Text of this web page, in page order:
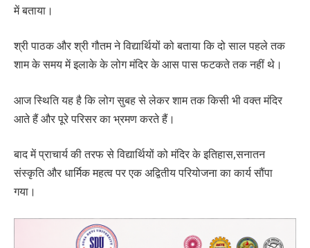
में बताया।
श्री पाठक और श्री गौतम ने विद्यार्थियों को बताया कि दो साल पहले तक
शाम के समय में इलाके के लोग मंदिर के आस पास फटकते तक नहीं थे।
आज स्थिति यह है कि लोग सुबह से लेकर शाम तक किसी भी वक्त मंदिर
आते हैं और पूरे परिसर का भ्रमण करते हैं।
बाद में प्राचार्य की तरफ से विद्यार्थियों को मंदिर के इतिहास,सनातन
संस्कृति और धार्मिक महत्व पर एक अद्वितीय परियोजना का कार्य सौंपा
गया।